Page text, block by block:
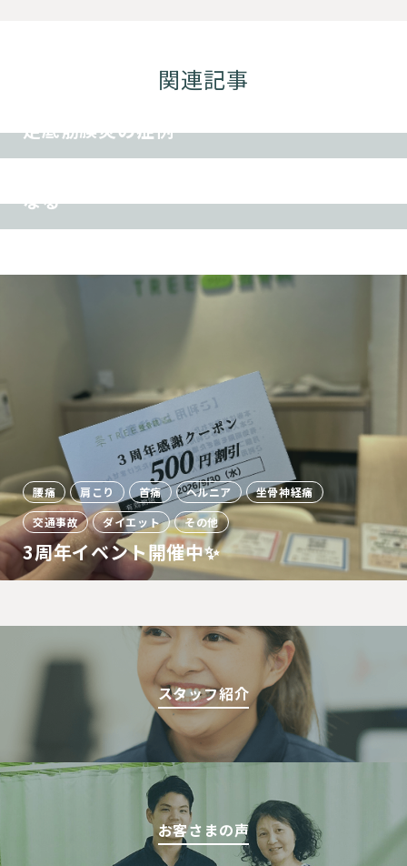
関連記事
首痛 ヘルニア
足底筋膜炎の症例
交通事故
ダイエット
なる
腰痛 肩こり 首痛 ヘルニア
坐骨神経痛
交通事故
ダイエット その他
3周年イベント開催中✨
スタッフ紹介
お客さまの声